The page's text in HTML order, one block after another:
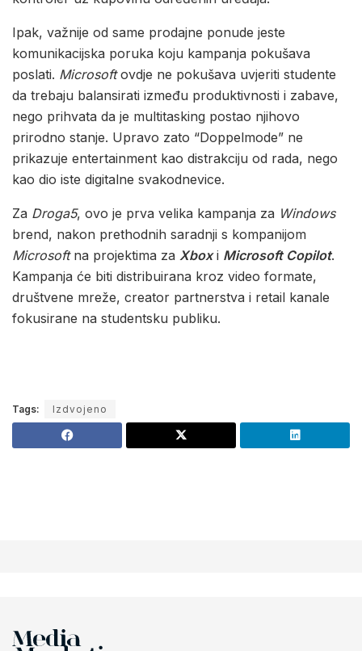
Ipak, važnije od same prodajne ponude jeste
komunikacijska poruka koju kampanja pokušava
poslati. Microsoftovdje ne pokušava uvjeriti studente
da trebaju balansirati između produktivnosti i zabave,
nego prihvata da je multitasking postao njihovo
prirodno stanje. Upravo zato “Doppelmode” ne
prikazuje entertainment kao distrakciju od rada, nego
kao dio iste digitalne svakodnevice.
Za Droga5, ovo je prva velika kampanja za Windows
brend, nakon prethodnih saradnji s kompanijom
Microsoftna projektima za Xboxi Microsoft Copilot.
Kampanja će biti distribuirana kroz video formate,
društvene mreže, creator partnerstva i retail kanale
fokusirane na studentsku publiku.
Tags: Izdvojeno